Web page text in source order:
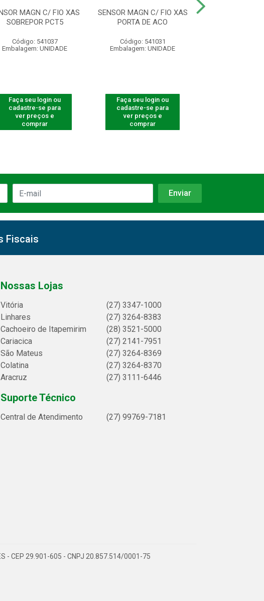
MAGN C/ FIO XAS
SOBREPOR PCT5
Código: 541037
Embalagem: UNIDADE
Faça seu login ou
cadastre-se para
ver preços e
comprar
SENSOR MAGN C/ FIO XAS
PORTA DE ACO
Código: 541031
Embalagem: UNIDADE
Faça seu login ou
cadastre-se para
ver preços e
comprar
Fiscais
Nossas Lojas
Vitória
(27) 3347-1000
Linhares
(27) 3264-8383
Cachoeiro de Itapemirim
(28) 3521-5000
Cariacica
(27) 2141-7951
São Mateus
(27) 3264-8369
Colatina
(27) 3264-8370
Aracruz
(27) 3111-6446
Suporte Técnico
Central de Atendimento (27) 99769-7181
- CEP 29.901-605 - CNPJ 20.857.514/0001-75